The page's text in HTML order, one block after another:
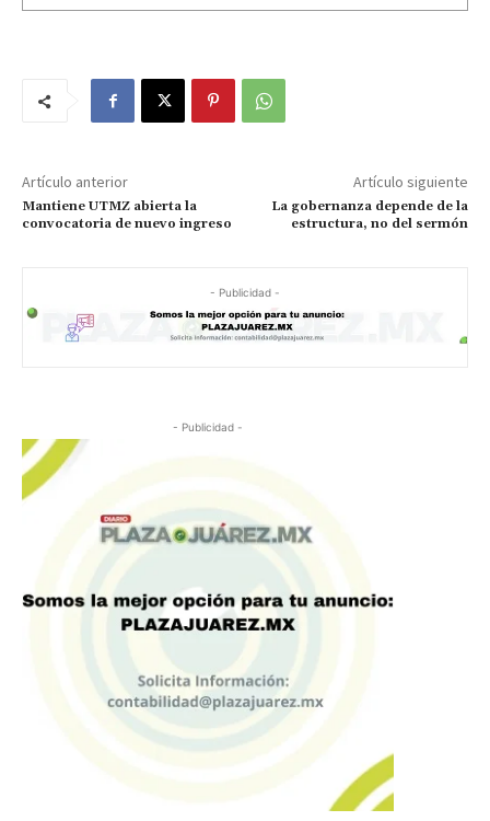
Artículo anterior
Mantiene UTMZ abierta la
convocatoria de nuevo ingreso
Artículo siguiente
La gobernanza depende de la
estructura, no del sermón
- Publicidad -
- Publicidad -